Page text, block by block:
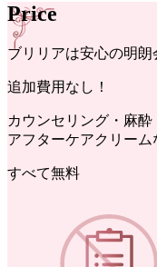
Price
ブリリアは安心の明朗
追加費用 なし！
カウンセリング・麻酔
アフターケアクリーム
すべて無料